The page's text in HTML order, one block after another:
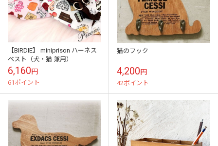
【BIRDIE】 miniprison ハーネス
ベスト（犬・猫 兼用）
6,160円
61ポイント
猫のフック
4,200円
42ポイント